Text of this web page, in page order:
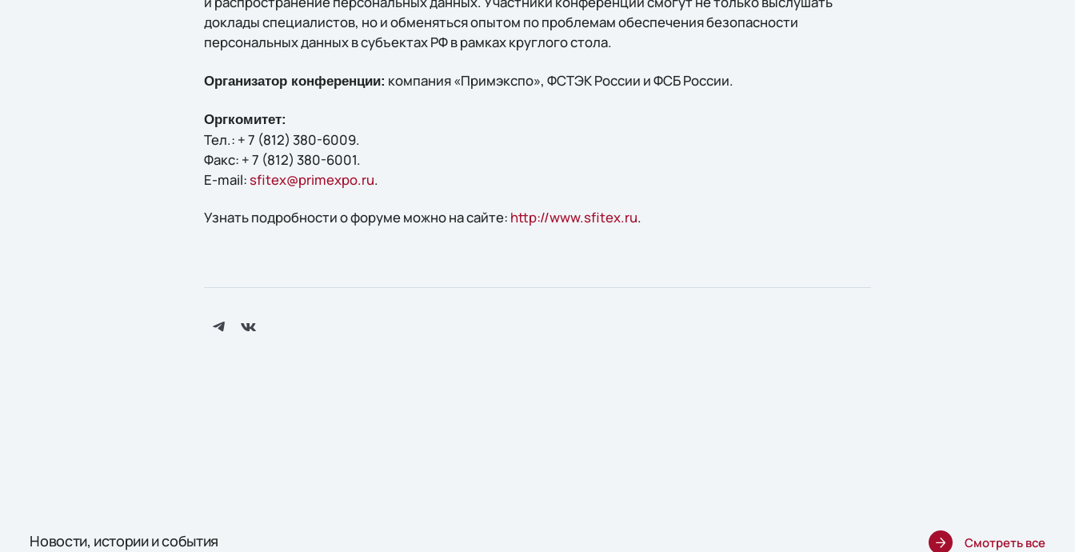
доклады специалистов, но и обменяться опытом по проблемам обеспечения безопасности
персональных данных в субъектах РФ в рамках круглого стола.
Организатор конференции: компания «Примэкспо», ФСТЭК России и ФСБ России.
Оргкомитет:
Тел.: + 7 (812) 380-6009.
Факс: + 7 (812) 380-6001.
E-mail:sfitex@primexpo.ru.
Узнать подробности о форуме можно на сайте: http://www.sfitex.ru.
Новости, истории и события Смотреть все